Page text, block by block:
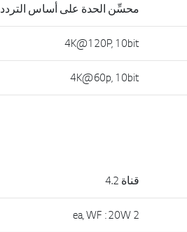
محسِّن الحدة على أساس التردد
4K@120P, 10bit
4K@60p, 10bit
قناة 4.2
2 ea, WF : 20W